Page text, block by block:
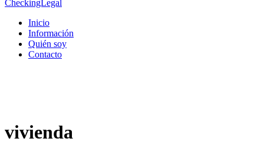
CheckingLegal
Inicio
Información
Quién soy
Contacto
vivienda